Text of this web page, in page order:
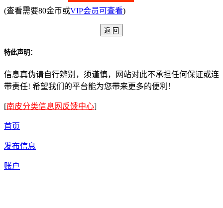
(查看需要80金币或VIP会员可查看)
特此声明：
信息真伪请自行辨别，须谨慎，网站对此不承担任何保证或连
带责任! 希望我们的平台能为您带来更多的便利！
[南皮分类信息网反馈中心]
首页
发布信息
账户